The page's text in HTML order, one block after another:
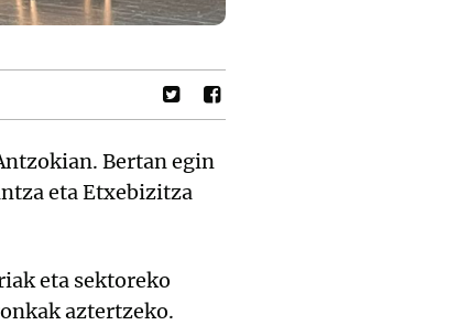
Bertan egin
eta Etxebizitza
eta sektoreko
aztertzeko.